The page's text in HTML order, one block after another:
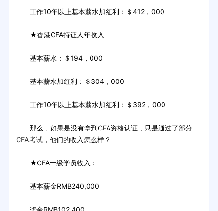
工作10年以上基本薪水加红利：＄412，000
★香港CFA持证人年收入
基本薪水：＄194，000
基本薪水加红利：＄304，000
工作10年以上基本薪水加红利：＄392，000
那么，如果是没有拿到CFA资格认证，只是通过了部分
CFA考试，他们的收入怎么样？
★CFA一级学员收入：
基本薪金RMB240,000
奖金RMB102,400